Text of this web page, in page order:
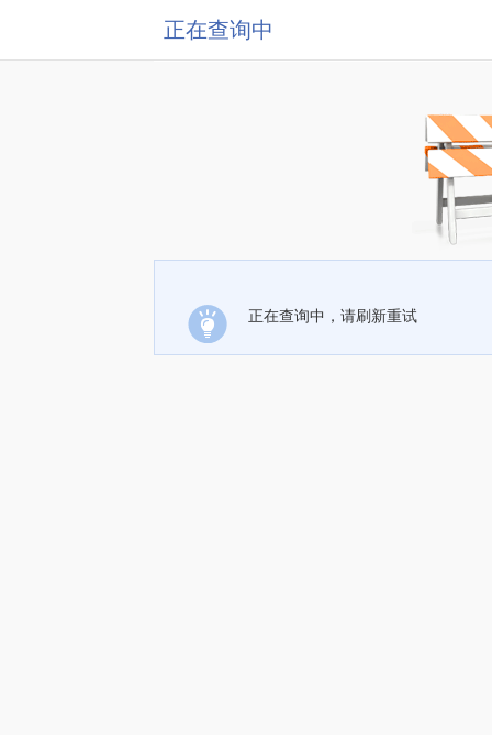
正在查询中
正在查询中，请刷新重试